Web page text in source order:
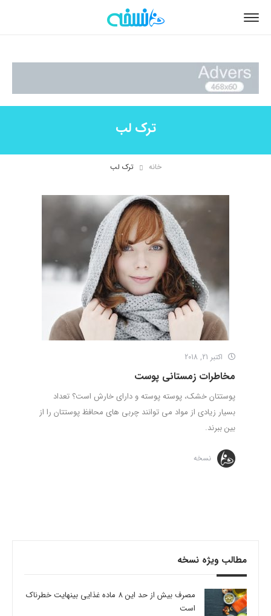
ترک لب
خانه ترک لب
اکتبر 21, 2018
مخاطرات زمستانی پوست
پوستتان خشک، پوسته پوسته و دارای خارش است؟ تعداد
بسیار زیادی از مواد می توانند چربی های محافظ پوستتان را از
بین ببرند.
نسخه
مطالب ویژه نسخه
مصرف بیش از حد این 8 ماده غذایی بینهایت خطرناک
است